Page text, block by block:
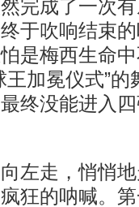
完成了一次
于吹响结束
是梅西生命
加冕仪式”
终没能进入
走，悄悄地
狂的呐喊。